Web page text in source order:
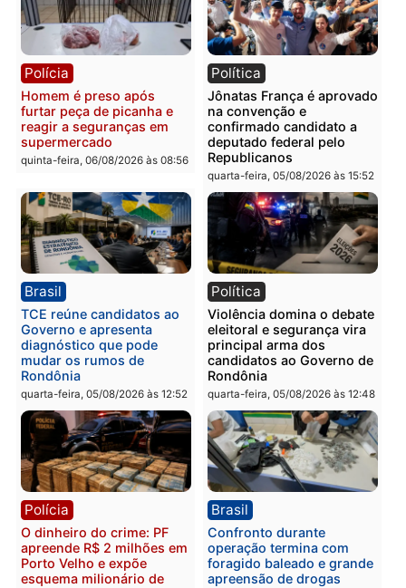
Polícia
Homem é preso com
drogas durante ação da
PM no Castanheira
Polícia
Polícia Civil prende dois
homens por tortura,
tráfico e posse de arma
Itapuã
quinta-feira, 06/08/2026 às
Polícia
Homem é preso após
furtar peça de picanha e
reagir a seguranças em
supermercado
quinta-feira, 06/08/2026 às 08:56
Política
Jônatas França é
na convenção e
confirmado candidato a
deputado federal pelo
Republicanos
quarta-feira, 05/08/2026 às
Brasil Política